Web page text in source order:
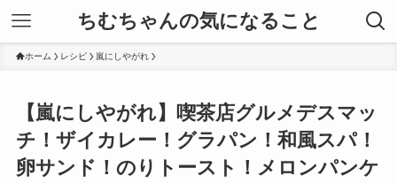
ちむちゃんの気になること
ホーム レシピ 嵐にしやがれ
【嵐にしやがれ】喫茶店グルメデスマッ
チ！ザイカレー！グラパン！和風スパ！
卵サンド！のりトースト！メロンパンケ